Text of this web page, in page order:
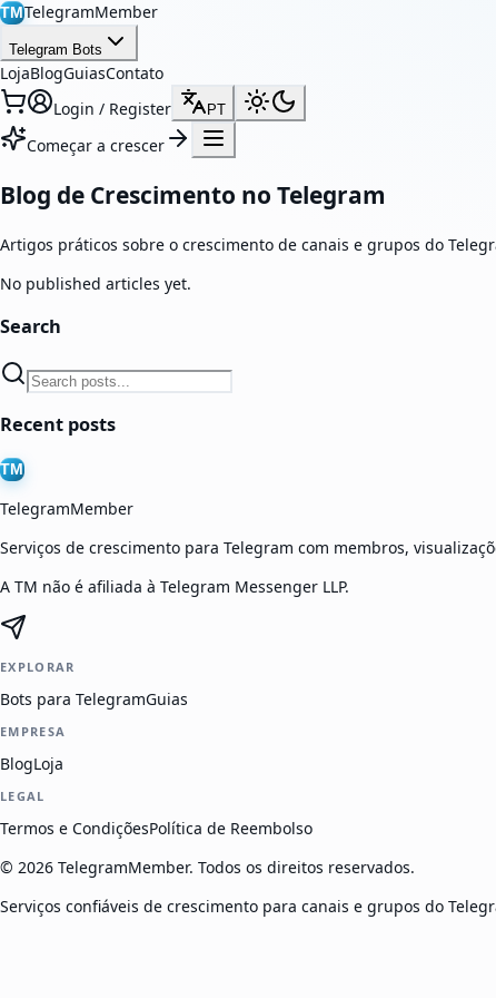
TMTelegramMember
Telegram Bots
LojaBlogGuiasContato
Login / Register
PT
Começar a crescer
Blog de Crescimento no Telegram
Artigos práticos sobre o crescimento de canais e grupos do
No published articles yet.
Search
Recent posts
TM
TelegramMember
Serviços de crescimento para Telegram com membros,
A TM não é afiliada à Telegram Messenger LLP.
EXPLORAR
Bots para TelegramGuias
EMPRESA
BlogLoja
LEGAL
Termos e CondiçõesPolítica de Reembolso
© 2026 TelegramMember. Todos os direitos reservados.
Serviços confiáveis de crescimento para canais e grupos do